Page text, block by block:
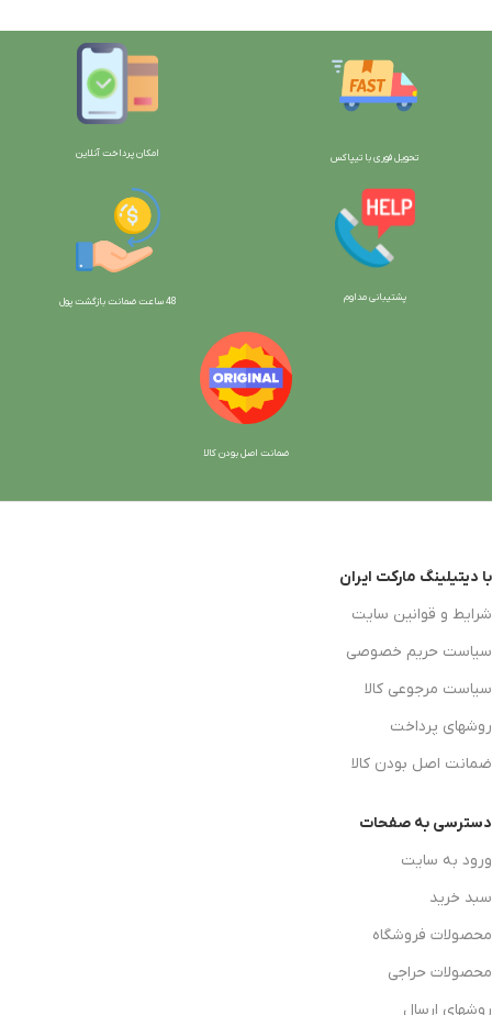
تحویل فوری با تیپاکس امکان پرداخت آنلاین
پشتیبانی مداوم 48 ساعت ضمانت بازگش ت پول
ضمانت اصل بودن کالا
با دیتیلینگ مارکت ایران
شرایط و قوانین سایت
سیاست حریم خصوصی
سیاست مرجوعی کالا
روشهای پرداخت
ضمانت اصل بودن کالا
دسترسی به صفحات
ورود به سایت
سبد خرید
محصولات فروشگاه
محصولات حراجی
روشهای ارسال